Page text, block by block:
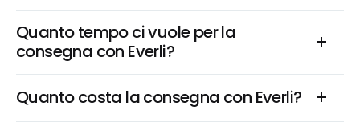
Quanto tempo ci vuole per la
consegna con Everli?
Quanto costa la consegna con Everli?